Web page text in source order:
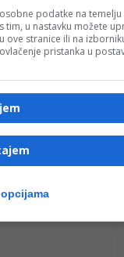
Stari Grad, Centar i
zavodima za
za usvajanje
za uspješno
odnosa, kako bi se
podatke na temelju
tim, u nastavku možete
ove stranice ili na
pristanka u